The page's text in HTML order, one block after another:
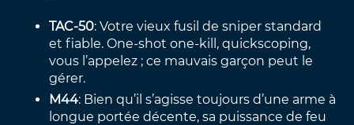
TAC-50: Votre vieux fusil de sniper standard
et fiable. One-shot one-kill, quickscoping,
vous l’appelez ; ce mauvais garçon peut le
gérer.
M44: Bien qu’il s’agisse toujours d’une arme à
longue portée décente, sa puissance de feu